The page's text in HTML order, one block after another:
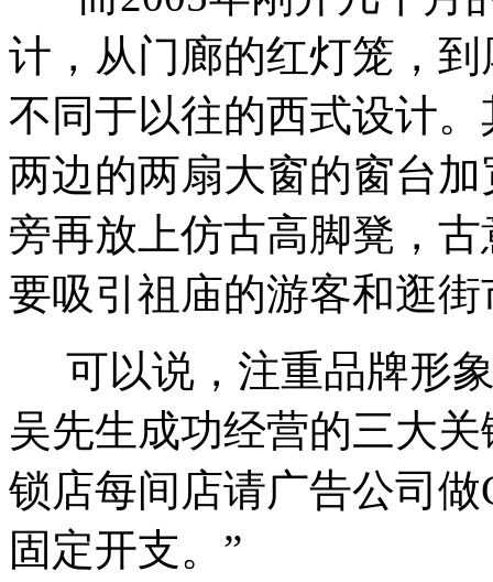
计，从门廊的红灯笼，
不同于以往的西式设计
两边的两扇大窗的窗台
旁再放上仿古高脚凳，
要吸引祖庙的游客和逛
可以说，注重品牌形
吴先生成功经营的三大
锁店每间店请广告公司
固定开支。”